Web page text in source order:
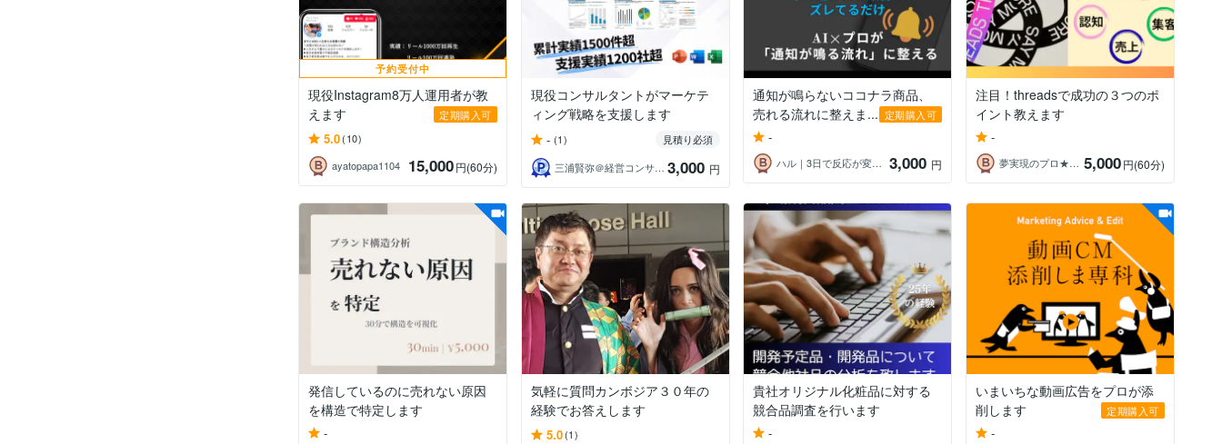
予約受付中
現役Instagram8万人運用者が教
えます
定期購入可
5.0(10)
ayatopapa1104
15,000円(60分)
現役コンサルタントがマーケテ
ィング戦略を支援します
- (1)
見積り必須
三浦賢弥＠経営コンサルタント 3,000 円
通知が鳴らないココナラ商品、
売れる流れに整えま... 定期購入可
-
ハル｜3日で反応が変わるAI発信設計士 3,000 円
注目！threadsで成功の３つのポ
イント教えます
-
夢実現のプロ★ともみん。 5,000円(60分)
発信しているのに売れない原因
を構造で特定します
-
気軽に質問カンボジア３０年の
経験でお答えします
5.0(1)
貴社オリジナル化粧品に対する
競合品調査を行います
-
いまいちな動画広告をプロが添
削します
定期購入可
-